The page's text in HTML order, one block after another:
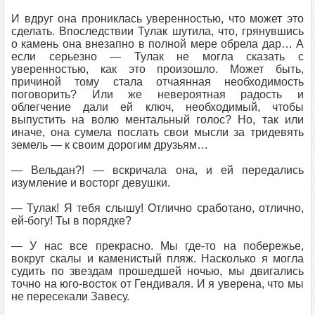
И вдруг она прониклась уверенностью, что может это
сделать. Впоследствии Тулак шутила, что, грянувшись
о камень она внезапно в полной мере обрела дар… А
если серьезно — Тулак не могла сказать с
уверенностью, как это произошло. Может быть,
причиной тому стала отчаянная необходимость
поговорить? Или же невероятная радость и
облегчение дали ей ключ, необходимый, чтобы
выпустить на волю ментальный голос? Но, так или
иначе, она сумела послать свои мысли за тридевять
земель — к своим дорогим друзьям…
— Вельдан?! — вскричала она, и ей передались
изумление и восторг девушки.
— Тулак! Я тебя слышу! Отлично сработано, отлично,
ей-богу! Ты в порядке?
— У нас все прекрасно. Мы где-то на побережье,
вокруг скалы и каменистый пляж. Насколько я могла
судить по звездам прошедшей ночью, мы двигались
точно на юго-восток от Гендиваля. И я уверена, что мы
не пересекали Завесу.